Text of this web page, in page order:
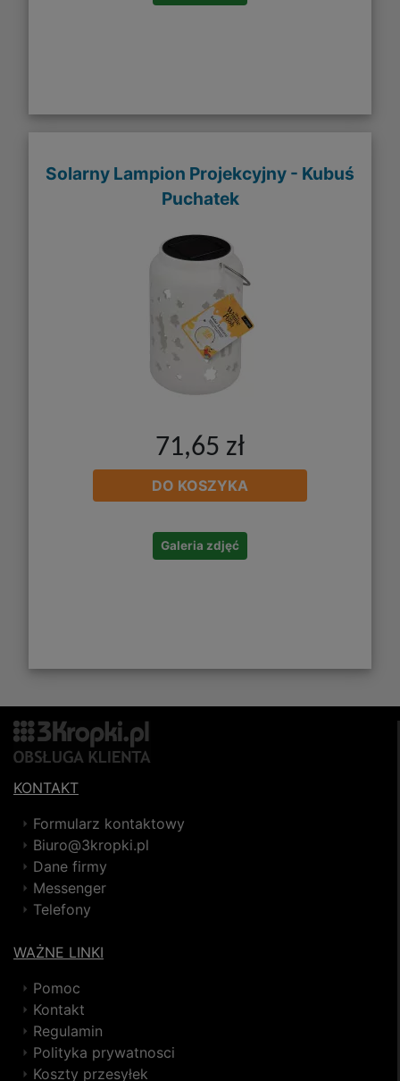
Solarny Lampion Projekcyjny - Kubuś
Puchatek
71,65 zł
DO KOSZYKA
Galeria zdjęć
KONTAKT
Formularz kontaktowy
Biuro@3kropki.pl
Dane firmy
Messenger
Telefony
WAŻNE LINKI
Pomoc
Kontakt
Regulamin
Polityka prywatnosci
Koszty przesyłek